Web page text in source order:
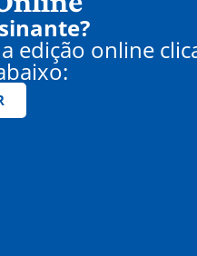
a edição online